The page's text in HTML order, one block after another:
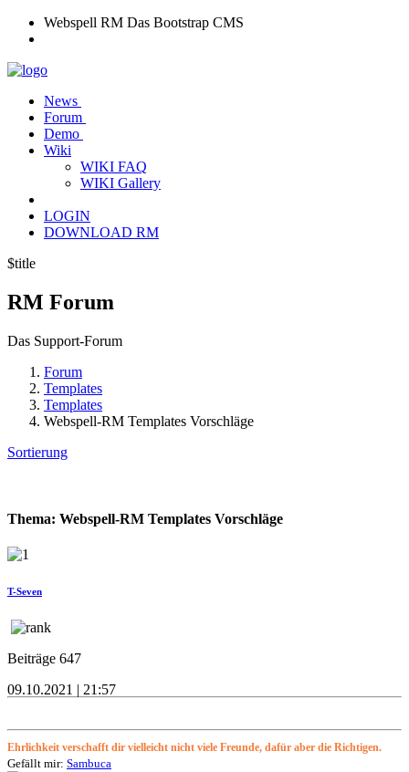
Webspell RM Das Bootstrap CMS
News
Forum
Demo
Wiki
WIKI FAQ
WIKI Gallery
LOGIN
DOWNLOAD RM
$title
RM Forum
Das Support-Forum
Forum
Templates
Templates
Webspell-RM Templates Vorschläge
Sortierung
Thema: Webspell-RM Templates Vorschläge
T-Seven
Beiträge 647
09.10.2021 | 21:57
Ehrlichkeit verschafft dir vielleicht nicht viele Freunde, dafür aber die Richtigen.
Gefällt mir: Sambuca